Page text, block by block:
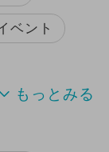
ベント